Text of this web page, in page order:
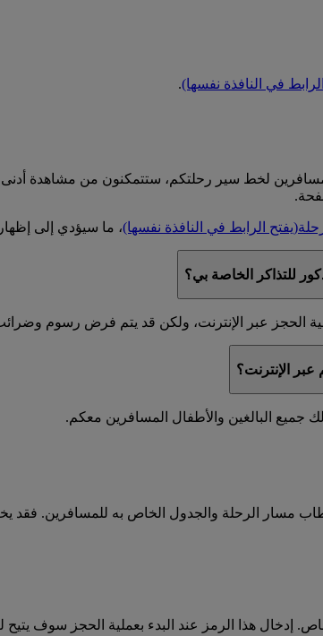
في النافذة نفسها).
لخط سير رحلتكم، ستتمكنون من مشاهدة
(يفتح الرابط في النافذة نفسها)، ما سيؤدي إلى إظهار
للتذاكر الخاصة بي؟
الحجز عبر الإنترنت، ولكن قد يتم فرض رسوم وضرائب
الإنترنت؟
مسار الرحلة والجدول الخاص به للمسافرين.
هذا الرمز عند البدء بعملية الحجز سوف يتيح